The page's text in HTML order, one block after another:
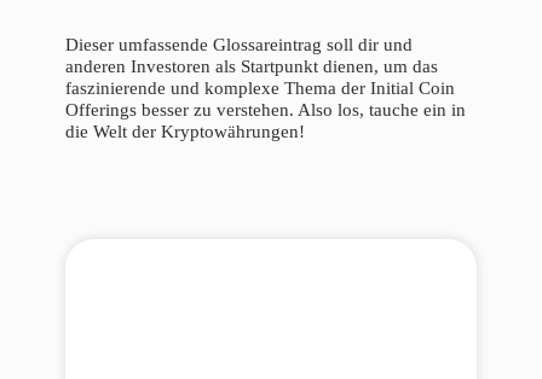
Dieser umfassende Glossareintrag soll dir und
anderen Investoren als Startpunkt dienen, um das
faszinierende und komplexe Thema der Initial Coin
Offerings besser zu verstehen. Also los, tauche ein in
die Welt der Kryptowährungen!